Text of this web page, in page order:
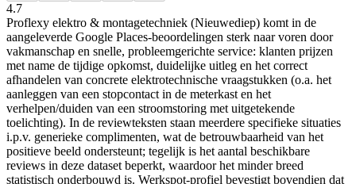
4.7
Proflexy elektro & montagetechniek (Nieuwediep) komt in de
aangeleverde Google Places-beoordelingen sterk naar voren door
vakmanschap en snelle, probleemgerichte service: klanten prijzen
met name de tijdige opkomst, duidelijke uitleg en het correct
afhandelen van concrete elektrotechnische vraagstukken (o.a. het
aanleggen van een stopcontact in de meterkast en het
verhelpen/duiden van een stroomstoring met uitgetekende
toelichting). In de reviewteksten staan meerdere specifieke situaties
i.p.v. generieke complimenten, wat de betrouwbaarheid van het
positieve beeld ondersteunt; tegelijk is het aantal beschikbare
reviews in deze dataset beperkt, waardoor het minder breed
statistisch onderbouwd is. Werkspot-profiel bevestigt bovendien dat